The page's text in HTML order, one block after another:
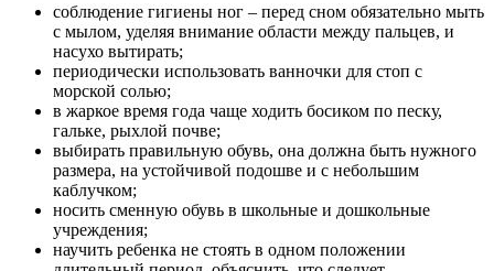
соблюдение гигиены ног – перед сном обязательно мыть
с мылом, уделяя внимание области между пальцев, и
насухо вытирать;
периодически использовать ванночки для стоп с
морской солью;
в жаркое время года чаще ходить босиком по песку,
гальке, рыхлой почве;
выбирать правильную обувь, она должна быть нужного
размера, на устойчивой подошве и с небольшим
каблучком;
носить сменную обувь в школьные и дошкольные
учреждения;
научить ребенка не стоять в одном положении